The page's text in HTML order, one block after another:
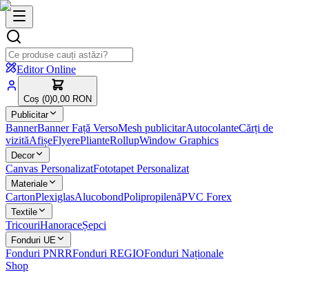
Editor Online
Coș (0)0,00 RON
Publicitar
BannerBanner Față VersoMesh publicitarAutocolanteCărți de
vizităAfișeFlyerePlianteRollupWindow Graphics
Decor
Canvas PersonalizatFototapet Personalizat
Materiale
CartonPlexiglasAlucobondPolipropilenăPVC Forex
Textile
TricouriHanoraceȘepci
Fonduri UE
Fonduri PNRRFonduri REGIOFonduri Naționale
Shop